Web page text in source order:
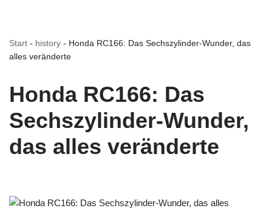
Start - history - Honda RC166: Das Sechszylinder-Wunder, das
alles veränderte
Honda RC166: Das
Sechszylinder-Wunder,
das alles veränderte